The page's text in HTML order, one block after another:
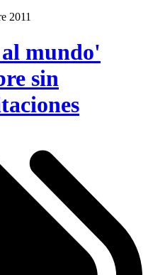
2011
mundo'
sin